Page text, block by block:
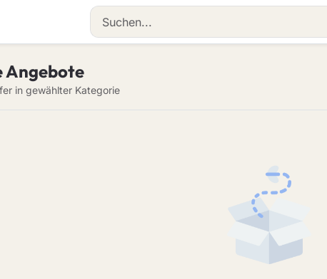
Angebote
in gewählter Kategorie